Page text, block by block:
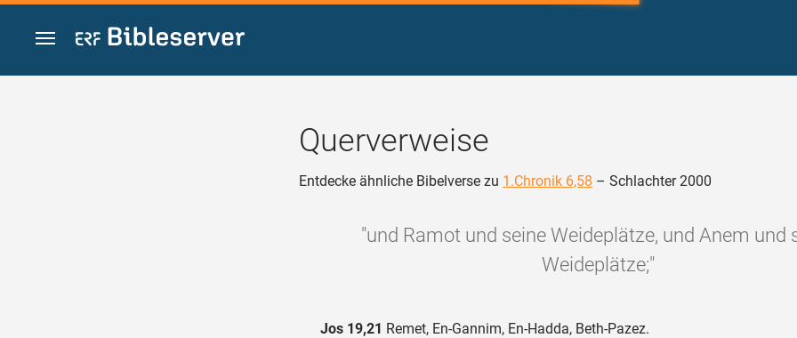
Zum Inhalt springen
Querverweise
Entdecke ähnliche Bibelverse zu 1.Chronik 6,58 – Schlachter 2000
"und Ramot und seine Weideplätze, und Anem und
Weideplätze;"
Jos 19,21 Remet, En-Gannim, En-Hadda, Beth-Pazez.